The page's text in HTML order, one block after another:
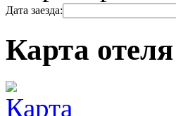
Дата заезда:
Карта отеля